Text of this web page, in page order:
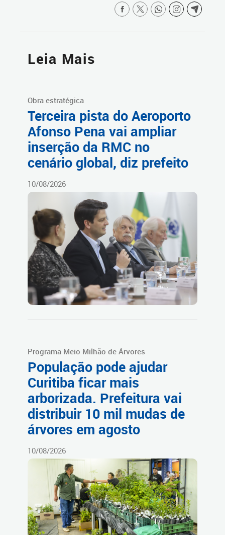
Leia Mais
Obra estratégica
Terceira pista do Aeroporto
Afonso Pena vai ampliar
inserção da RMC no
cenário global, diz prefeito
10/08/2026
Programa Meio Milhão de Árvores
População pode ajudar
Curitiba ficar mais
arborizada. Prefeitura vai
distribuir 10 mil mudas de
árvores em agosto
10/08/2026